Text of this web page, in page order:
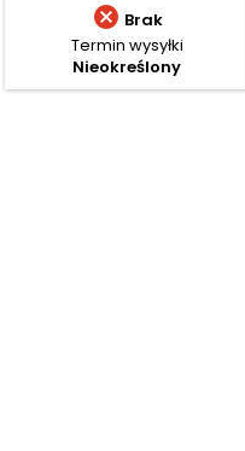
 Brak
Termin wysyłki
Nieokreślony